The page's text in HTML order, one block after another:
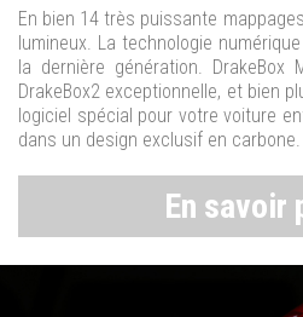
En bien 14 très puissante
lumineux. La technologie
la dernière génération.
DrakeBox2 exceptionnelle, et bien
logiciel spécial pour votre voiture
dans un design exclusif en carbone.
En savoir